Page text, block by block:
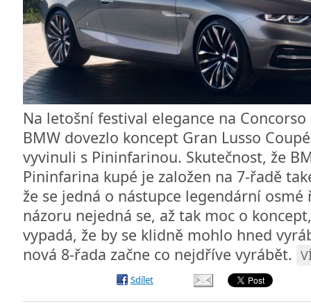
Na letošní festival elegance na Concorso
BMW dovezlo koncept Gran Lusso
vyvinuli s Pininfarinou. Skutečnost, že
Pininfarina kupé je založen na 7-řadě
že se jedná o nástupce legendární osmé
názoru nejedná se, až tak moc o
vypadá, že by se klidně mohlo hned
nová 8-řada začne co nejdříve vyrábět.
Sdílet